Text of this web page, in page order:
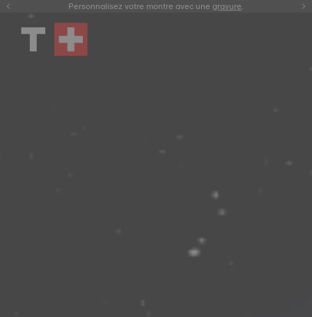
Personnalisez votre montre avec une gravure.
votre montre